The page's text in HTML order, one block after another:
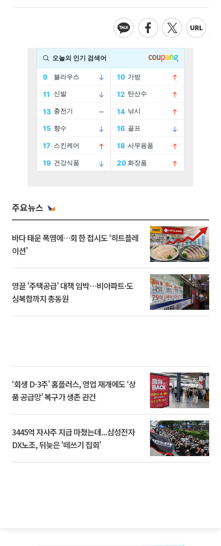
주요뉴스
바다 태운 폭염에…회 한 접시도 ‘히트플레
이션’
영끌 '주택공급' 대책 임박⋯비아파트·도
심복합까지 총동원
‘회생 D-3주’ 홈플러스, 영업 재개에도 ‘상
품 공급망’ 복구가 생존 관건
3445억 자사주 지급 마쳤는데...삼성전자
DX노조, 뒤늦은 '떼쓰기 집회'